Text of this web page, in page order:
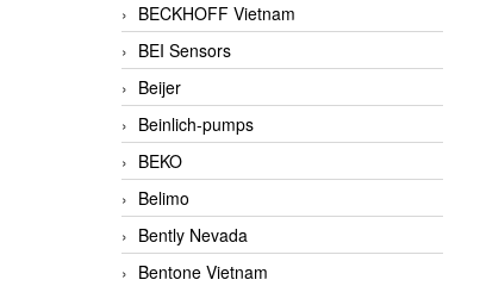
BECKHOFF Vietnam
BEI Sensors
Beijer
Beinlich-pumps
BEKO
Belimo
Bently Nevada
Bentone Vietnam